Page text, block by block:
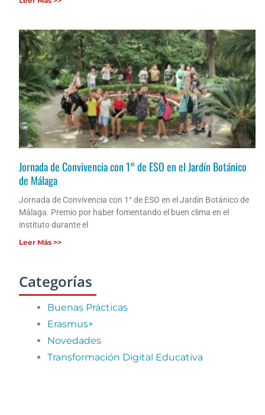
Jornada de Convivencia con 1° de ESO en el Jardín Botánico
de Málaga
Jornada de Convivencia con 1° de ESO en el Jardín Botánico de
Málaga. Premio por haber fomentando el buen clima en el
instituto durante el
Leer Más >>
Categorías
Buenas Prácticas
Erasmus+
Novedades
Transformación Digital Educativa